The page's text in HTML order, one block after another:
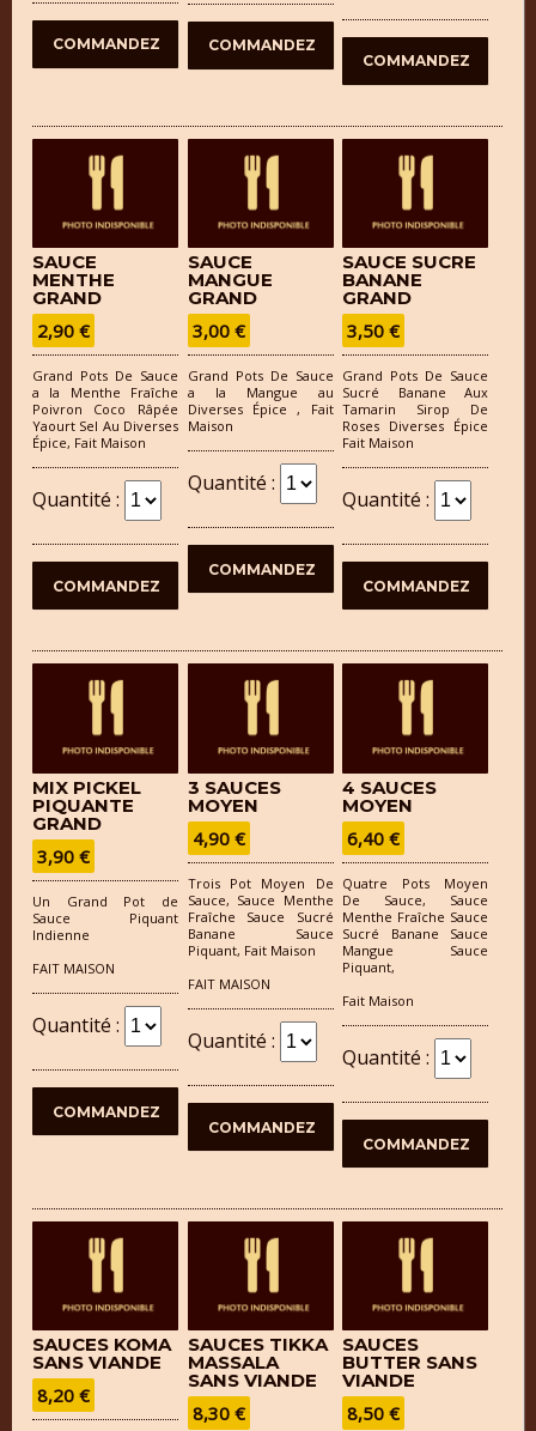
SAUCE
MENTHE
GRAND
2,90 €
Grand Pots De Sauce
a la Menthe Fraîche
Poivron Coco Râpée
Yaourt Sel Au Diverses
Épice, Fait Maison
Quantité :
SAUCE
MANGUE
GRAND
3,00 €
Grand Pots De Sauce
a la Mangue au
Diverses Épice , Fait
Maison
Quantité :
SAUCE SUCRE
BANANE
GRAND
3,50 €
Grand Pots De Sauce
Sucré Banane Aux
Tamarin Sirop De
Roses Diverses Épice
Fait Maison
Quantité :
MIX PICKEL
PIQUANTE
GRAND
3,90 €
Un Grand Pot de
Sauce Piquant
Indienne
FAIT MAISON
Quantité :
3 SAUCES
MOYEN
4,90 €
Trois Pot Moyen De
Sauce, Sauce Menthe
Fraîche Sauce Sucré
Banane Sauce
Piquant, Fait Maison
FAIT MAISON
Quantité :
4 SAUCES
MOYEN
6,40 €
Quatre Pots Moyen
De Sauce, Sauce
Menthe Fraîche Sauce
Sucré Banane Sauce
Mangue Sauce
Piquant,
Fait Maison
Quantité :
SAUCES KOMA
SANS VIANDE
8,20 €
SAUCES TIKKA
MASSALA
SANS VIANDE
8,30 €
SAUCES
BUTTER SANS
VIANDE
8,50 €